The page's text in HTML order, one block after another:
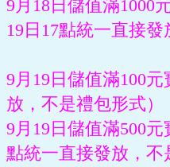
9月18日儲值滿1000
19日 17點統一直接
9月19日儲值滿100
放，不是禮包形式）
9月19日儲值滿500
點統一直接發放，不